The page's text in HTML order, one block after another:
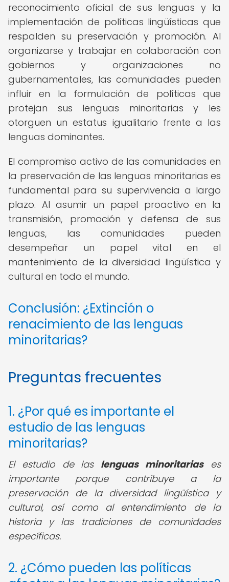
reconocimiento oficial de sus lenguas y la
implementación de políticas lingüísticas que
respalden su preservación y promoción. Al
organizarse y trabajar en colaboración con
gobiernos y organizaciones no
gubernamentales, las comunidades pueden
influir en la formulación de políticas que
protejan sus lenguas minoritarias y les
otorguen un estatus igualitario frente a las
lenguas dominantes.
El compromiso activo de las comunidades en
la preservación de las lenguas minoritarias es
fundamental para su supervivencia a largo
plazo. Al asumir un papel proactivo en la
transmisión, promoción y defensa de sus
lenguas, las comunidades pueden
desempeñar un papel vital en el
mantenimiento de la diversidad lingüística y
cultural en todo el mundo.
Conclusión: ¿Extinción o
renacimiento de las lenguas
minoritarias?
Preguntas frecuentes
1. ¿Por qué es importante el
estudio de las lenguas
minoritarias?
El estudio de las lenguas minoritariases
importante porque contribuye a la
preservación de la diversidad lingüística y
cultural, así como al entendimiento de la
historia y las tradiciones de comunidades
específicas.
2. ¿Cómo pueden las políticas